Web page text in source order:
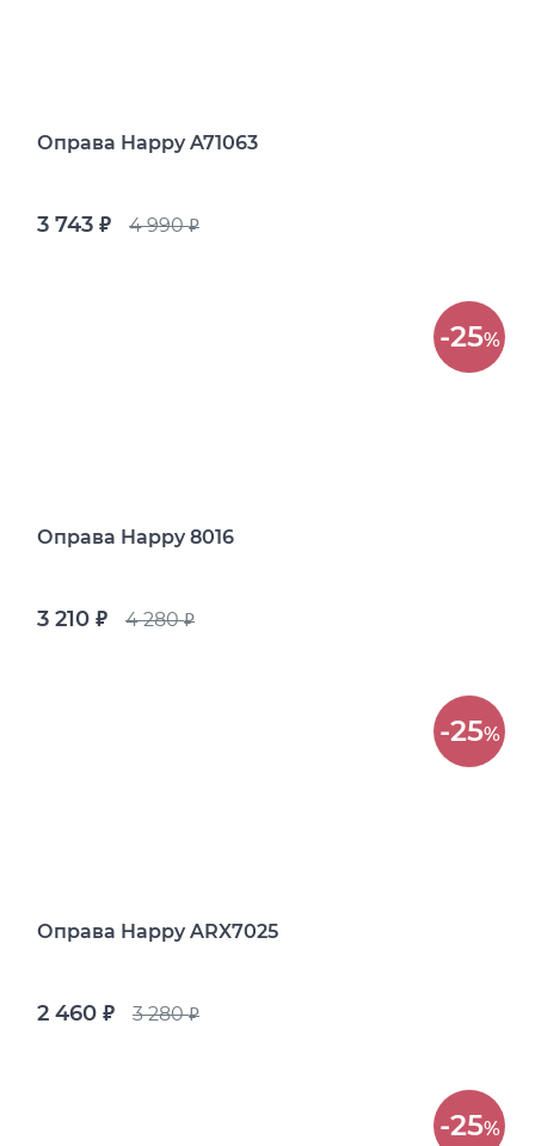
Оправа Happy A71063
3 743 руб. 4 990руб.
-25%
Оправа Happy 8016
3 210 руб. 4 280руб.
-25%
Оправа Happy ARX7025
2 460 руб. 3 280руб.
-25%